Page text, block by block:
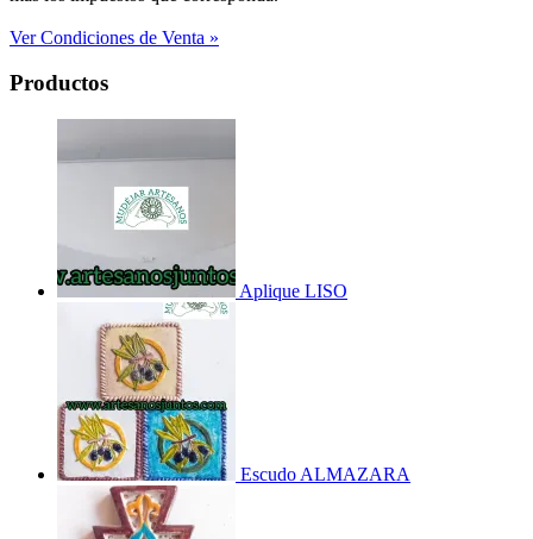
Ver Condiciones de Venta »
Productos
Aplique LISO
Escudo ALMAZARA